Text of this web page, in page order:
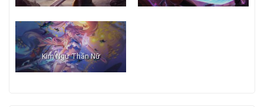
Kim Ngư Thần Nữ